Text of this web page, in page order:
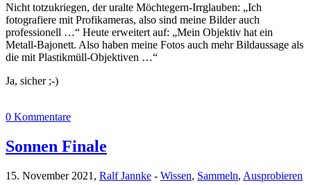
Nicht totzukriegen, der uralte Möchtegern-Irrglauben: „Ich
fotografiere mit Profikameras, also sind meine Bilder auch
professionell …“ Heute erweitert auf: „Mein Objektiv hat ein
Metall-Bajonett. Also haben meine Fotos auch mehr Bildaussage als
die mit Plastikmüll-Objektiven …“
Ja, sicher ;-)
0 Kommentare
Sonnen Finale
15. November 2021, Ralf Jannke - Wissen, Sammeln, Ausprobieren